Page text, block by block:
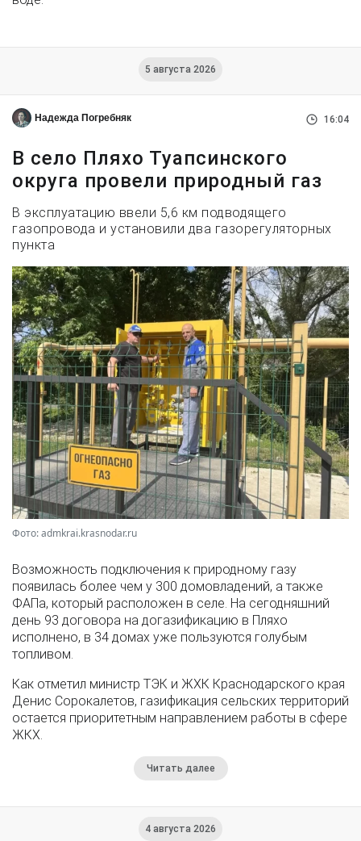
5 августа 2026
Надежда Погребняк 16:04
В село Пляхо Туапсинского
округа провели природный газ
В эксплуатацию ввели 5,6 км подводящего
газопровода и установили два газорегуляторных
пункта
Фото: admkrai.krasnodar.ru
Возможность подключения к природному газу
появилась более чем у 300 домовладений, а также
ФАПа, который расположен в селе. На сегодняшний
день 93 договора на догазификацию в Пляхо
исполнено, в 34 домах уже пользуются голубым
топливом.
Как отметил министр ТЭК и ЖХК Краснодарского края
Денис Сорокалетов, газификация сельских территорий
остается приоритетным направлением работы в сфере
ЖКХ.
Читать далее
4 августа 2026